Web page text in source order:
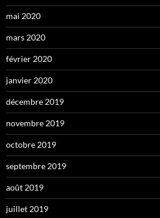
mai 2020
mars 2020
février 2020
janvier 2020
décembre 2019
novembre 2019
octobre 2019
septembre 2019
août 2019
juillet 2019